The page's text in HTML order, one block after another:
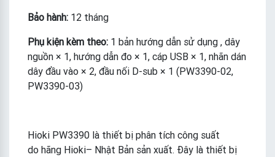
Bảo hành: 12 tháng
Phụ kiện kèm theo: 1 bản hướng dẫn sử dụng , dây
nguồn × 1, hướng dẫn đo × 1, cáp USB × 1, nhãn dán
dây đầu vào × 2, đầu nối D-sub × 1 (PW3390-02,
PW3390-03)
Hioki PW3390 là thiết bị phân tích công suất
do hãng Hioki– Nhật Bản sản xuất. Đây là thiết bị